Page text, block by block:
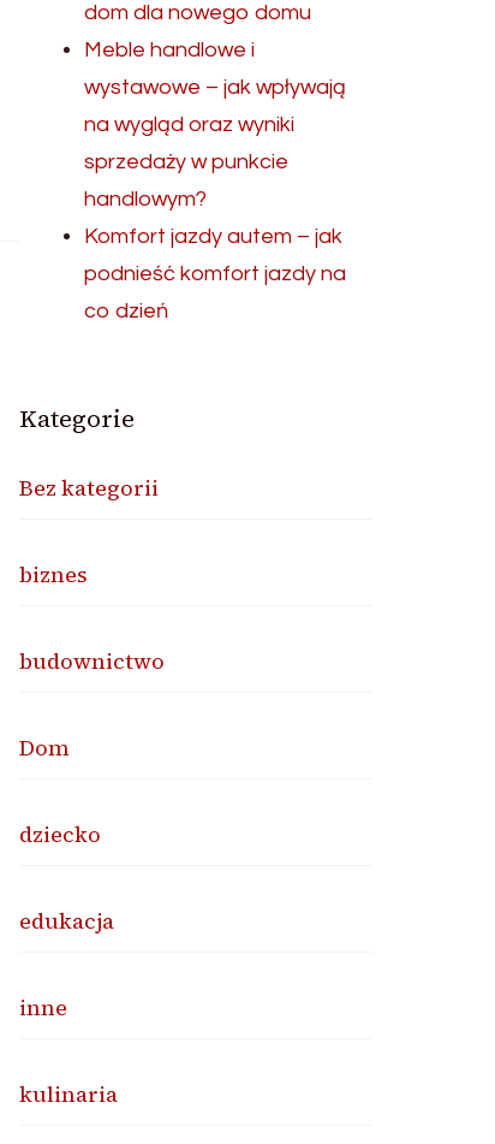
dom dla nowego domu
Meble handlowe i
wystawowe – jak wpływają
na wygląd oraz wyniki
sprzedaży w punkcie
handlowym?
Komfort jazdy autem – jak
podnieść komfort jazdy na
co dzień
Kategorie
Bez kategorii
biznes
budownictwo
Dom
dziecko
edukacja
inne
kulinaria